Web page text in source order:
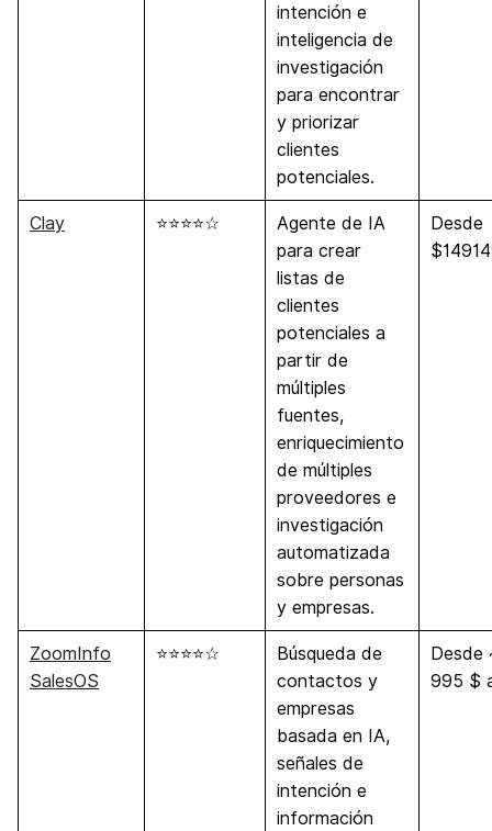
intención e
inteligencia de
investigación
para encontrar
y priorizar
clientes
potenciales.
Clay ⭐⭐⭐⭐☆
Agente de IA
para crear
listas de
clientes
potenciales a
partir de
múltiples
fuentes,
enriquecimiento
de múltiples
proveedores e
investigación
automatizada
sobre personas
y empresas.
Desde
ZoomInfo
SalesOS
⭐⭐⭐⭐☆
Búsqueda de
contactos y
empresas
basada en IA,
señales de
intención e
información
Desde
995 $